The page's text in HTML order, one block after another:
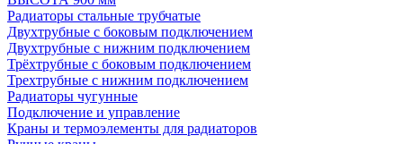
Радиаторы стальные трубчатые
Двухтрубные с боковым подключением
Двухтрубные с нижним подключением
Трёхтрубные с боковым подключением
Трехтрубные с нижним подключением
Радиаторы чугунные
Подключение и управление
Краны и термоэлементы для радиаторов